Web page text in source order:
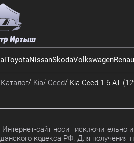
ToyotaNissanSkodaVolkswagen
Каталог Kia Ceed
Kia Ceed 1.6 AT
сайт носит исключительно
кодекса РФ. Для получения